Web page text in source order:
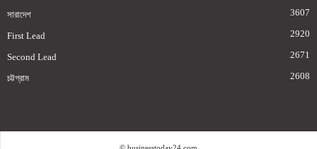
সারাদেশ 3607
First Lead 2920
Second Lead 2671
চট্টগ্রাম 2608